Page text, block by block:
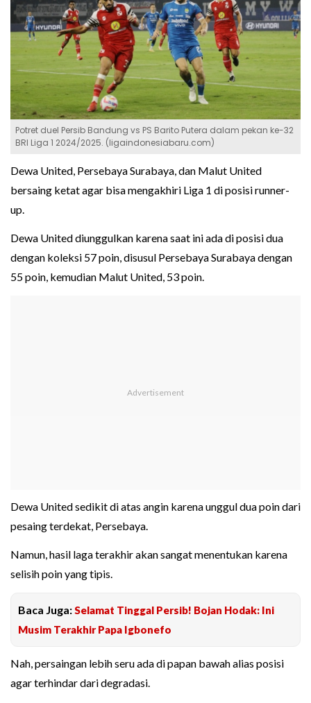
Potret duel Persib Bandung vs PS Barito Putera dalam pekan ke-32
BRI Liga 1 2024/2025. (ligaindonesiabaru.com)
Dewa United, Persebaya Surabaya, dan Malut United
bersaing ketat agar bisa mengakhiri Liga 1 di posisi runner-
up.
Dewa United diunggulkan karena saat ini ada di posisi dua
dengan koleksi 57 poin, disusul Persebaya Surabaya dengan
55 poin, kemudian Malut United, 53 poin.
Dewa United sedikit di atas angin karena unggul dua poin dari
pesaing terdekat, Persebaya.
Namun, hasil laga terakhir akan sangat menentukan karena
selisih poin yang tipis.
Baca Juga: Selamat Tinggal Persib! Bojan Hodak: Ini
Musim Terakhir Papa Igbonefo
Nah, persaingan lebih seru ada di papan bawah alias posisi
agar terhindar dari degradasi.